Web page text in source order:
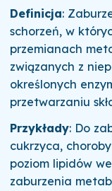
Definicja:
schorzeń, w
przemianach
związanych z
określonych
przetwarzaniu
Przykłady: Do
cukrzyca,
poziom lipidów
zaburzenia